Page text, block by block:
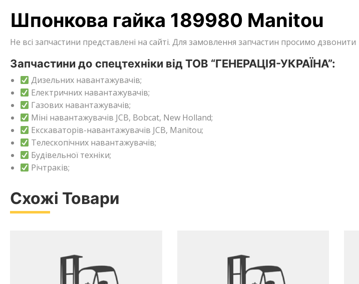
Шпонкова гайка 189980 Manitou
Не всі запчастини представлені на сайті. Для замовлення запчастин просимо дзвонити
Запчастини до спецтехніки від ТОВ “ГЕНЕРАЦІЯ-УКРАЇНА”:
Дизельних навантажувачів;
Електричних навантажувачів;
Газових навантажувачів;
Міні навантажувачів JCB, Bobcat, New Holland;
Екскаваторів-навантажувачів JCB, Manitou;
Телескопічних навантажувачів;
Будівельної техніки;
Річтраків;
Схожі Товари